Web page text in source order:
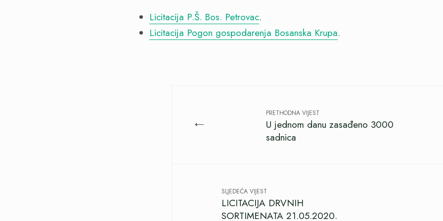
Licitacija P.Š. Bos. Petrovac.
Licitacija Pogon gospodarenja Bosanska Krupa.
← PRETHODNA VIJEST
U jednom danu zasađeno 3000
sadnica
SLJEDEĆA VIJEST
LICITACIJA DRVNIH
SORTIMENATA 21.05.2020.